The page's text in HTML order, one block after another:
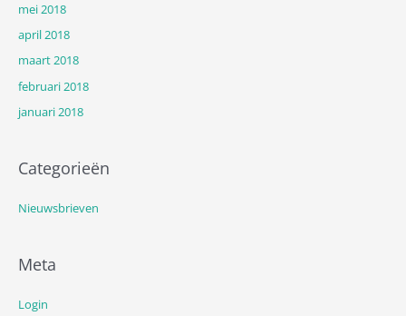
mei 2018
april 2018
maart 2018
februari 2018
januari 2018
Categorieën
Nieuwsbrieven
Meta
Login